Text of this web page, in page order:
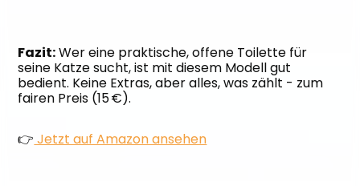
Fazit: Wer eine praktische, offene Toilette für
seine Katze sucht, ist mit diesem Modell gut
bedient. Keine Extras, aber alles, was zählt - zum
fairen Preis (15 €).
👉 Jetzt auf Amazon ansehen